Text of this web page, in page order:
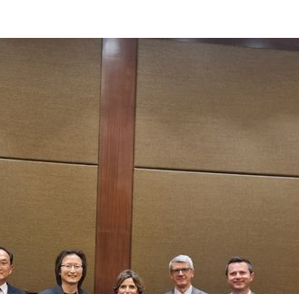
2
4